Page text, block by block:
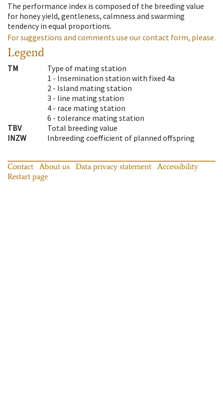
The performance index is composed of the breeding value
for honey yield, gentleness, calmness and swarming
tendency in equal proportions.
For suggestions and comments use our contact form, please.
Legend
TM
Type of mating station
1 - Insemination station with fixed 4a
2 - Island mating station
3 - line mating station
4 - race mating station
6 - tolerance mating station
TBV
Total breeding value
INZW
Inbreeding coefficient of planned offspring
Contact About us Data privacy statement
Accessibility
Restart page